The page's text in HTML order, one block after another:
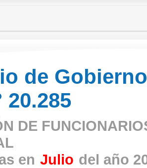
de
20.285
DE
en Julio del año